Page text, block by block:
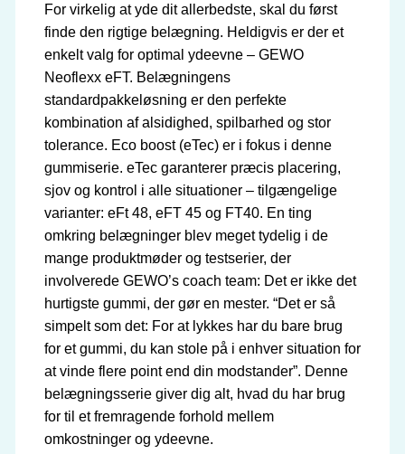
For virkelig at yde dit allerbedste, skal du først
finde den rigtige belægning. Heldigvis er der et
enkelt valg for optimal ydeevne – GEWO
Neoflexx eFT. Belægningens
standardpakkeløsning er den perfekte
kombination af alsidighed, spilbarhed og stor
tolerance. Eco boost (eTec) er i fokus i denne
gummiserie. eTec garanterer præcis placering,
sjov og kontrol i alle situationer – tilgængelige
varianter: eFt 48, eFT 45 og FT40. En ting
omkring belægninger blev meget tydelig i de
mange produktmøder og testserier, der
involverede GEWO’s coach team: Det er ikke det
hurtigste gummi, der gør en mester. “Det er så
simpelt som det: For at lykkes har du bare brug
for et gummi, du kan stole på i enhver situation for
at vinde flere point end din modstander”. Denne
belægningsserie giver dig alt, hvad du har brug
for til et fremragende forhold mellem
omkostninger og ydeevne.